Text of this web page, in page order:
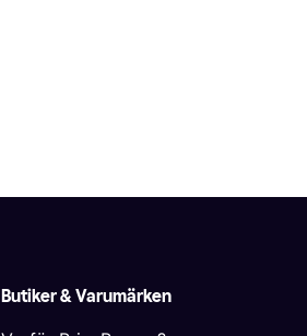
Butiker & Varumärken